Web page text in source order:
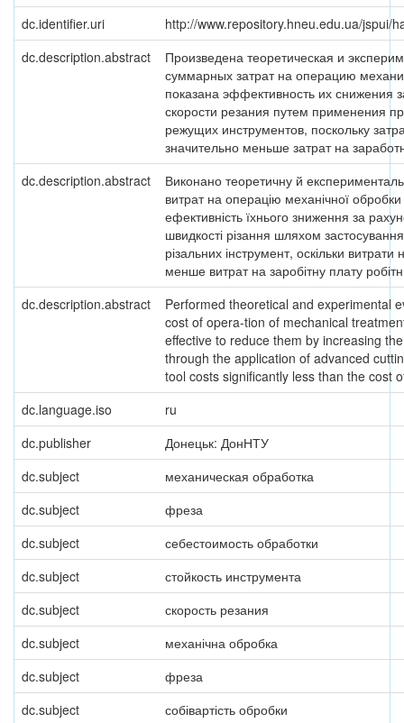
dc.identifier.uri
http://www.repository.hneu.edu.ua/jspui/
dc.description.abstract
Произведена теоретическая и
суммарных затрат на операцию
показана эффективность их снижения
скорости резания путем применения
режущих инструментов, поскольку
значительно меньше затрат на
dc.description.abstract
Виконано теоретичну й
витрат на операцію механічної
ефективність їхнього зниження за
швидкості різання шляхом
різальних інструмент, оскільки
менше витрат на заробітну плату
dc.description.abstract
Performed theoretical and experimental
cost of opera-tion of mechanical
effective to reduce them by increasing
through the application of advanced
tool costs significantly less than the cost
dc.language.iso
ru
dc.publisher
Донецьк: ДонНТУ
dc.subject
механическая обработка
dc.subject
фреза
dc.subject
себестоимость обработки
dc.subject
стойкость инструмента
dc.subject
скорость резания
dc.subject
механічна обробка
dc.subject
фреза
dc.subject
собівартість обробки